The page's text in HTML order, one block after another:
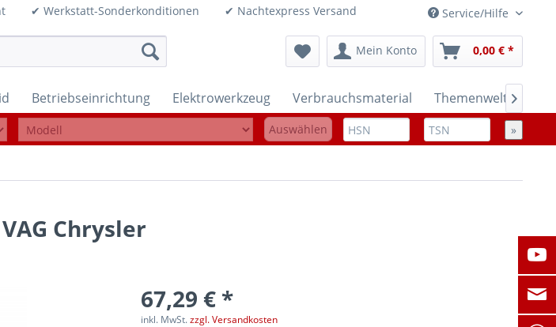
✔ Werkstatt-Sonderkonditionen ✔ Nachtexpress Versand Service/Hilfe
Mein Konto 0,00 € *
Betriebseinrichtung Elektrowerkzeug Verbrauchsmaterial Themenwelten

Auswählen »
Chrysler
67,29 € *
inkl. MwSt.zzgl. Versandkosten